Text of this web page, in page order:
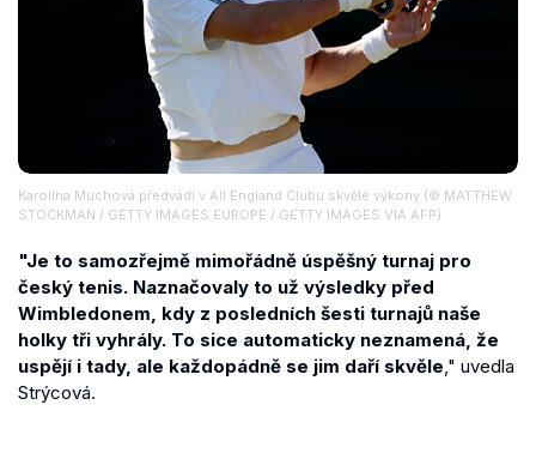
Karolína Muchová předvádí v All England Clubu skvělé výkony (© MATTHEW
STOCKMAN / GETTY IMAGES EUROPE / GETTY IMAGES VIA AFP)
"Je to samozřejmě mimořádně úspěšný turnaj pro
český tenis. Naznačovaly to už výsledky před
Wimbledonem, kdy z posledních šesti turnajů naše
holky tři vyhrály. To sice automaticky neznamená, že
uspějí i tady, ale každopádně se jim daří skvěle," uvedla
Strýcová.